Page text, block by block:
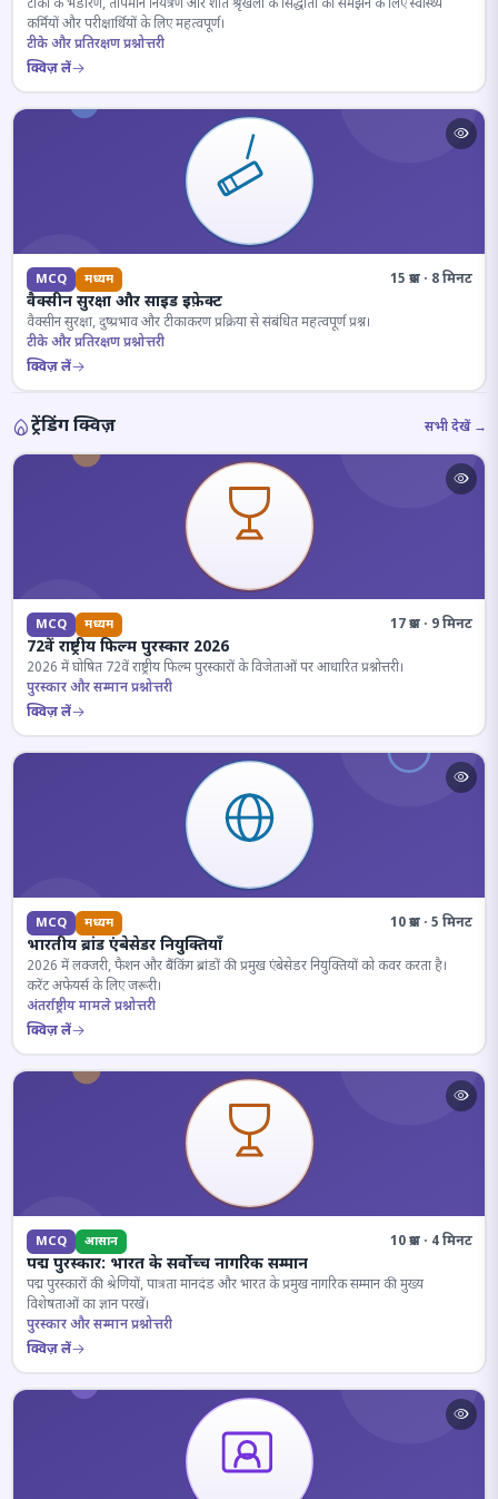
टीकों के भंडारण, तापमान नियंत्रण और शीत श्रृंखला के सिद्धांतों को समझने के लिए स्वास्थ्य
कर्मियों और परीक्षार्थियों के लिए महत्वपूर्ण।
टीके और प्रतिरक्षण प्रश्नोत्तरी
क्विज़ लें
MCQ मध्यम 15 प्रश्न · 8 मिनट
वैक्सीन सुरक्षा और साइड इफ़ेक्ट
वैक्सीन सुरक्षा, दुष्प्रभाव और टीकाकरण प्रक्रिया से संबंधित महत्वपूर्ण प्रश्न।
टीके और प्रतिरक्षण प्रश्नोत्तरी
क्विज़ लें
ट्रेंडिंग क्विज़ सभी देखें →
MCQ मध्यम 17 प्रश्न · 9 मिनट
72वें राष्ट्रीय फिल्म पुरस्कार 2026
2026 में घोषित 72वें राष्ट्रीय फिल्म पुरस्कारों के विजेताओं पर आधारित प्रश्नोत्तरी।
पुरस्कार और सम्मान प्रश्नोत्तरी
क्विज़ लें
MCQ मध्यम 10 प्रश्न · 5 मिनट
भारतीय ब्रांड एंबेसेडर नियुक्तियाँ
2026 में लक्जरी, फैशन और बैंकिंग ब्रांडों की प्रमुख एंबेसेडर नियुक्तियों को कवर करता है।
करेंट अफेयर्स के लिए जरूरी।
अंतर्राष्ट्रीय मामले प्रश्नोत्तरी
क्विज़ लें
MCQ आसान 10 प्रश्न · 4 मिनट
पद्म पुरस्कार: भारत के सर्वोच्च नागरिक सम्मान
पद्म पुरस्कारों की श्रेणियों, पात्रता मानदंड और भारत के प्रमुख नागरिक सम्मान की मुख्य
विशेषताओं का ज्ञान परखें।
पुरस्कार और सम्मान प्रश्नोत्तरी
क्विज़ लें